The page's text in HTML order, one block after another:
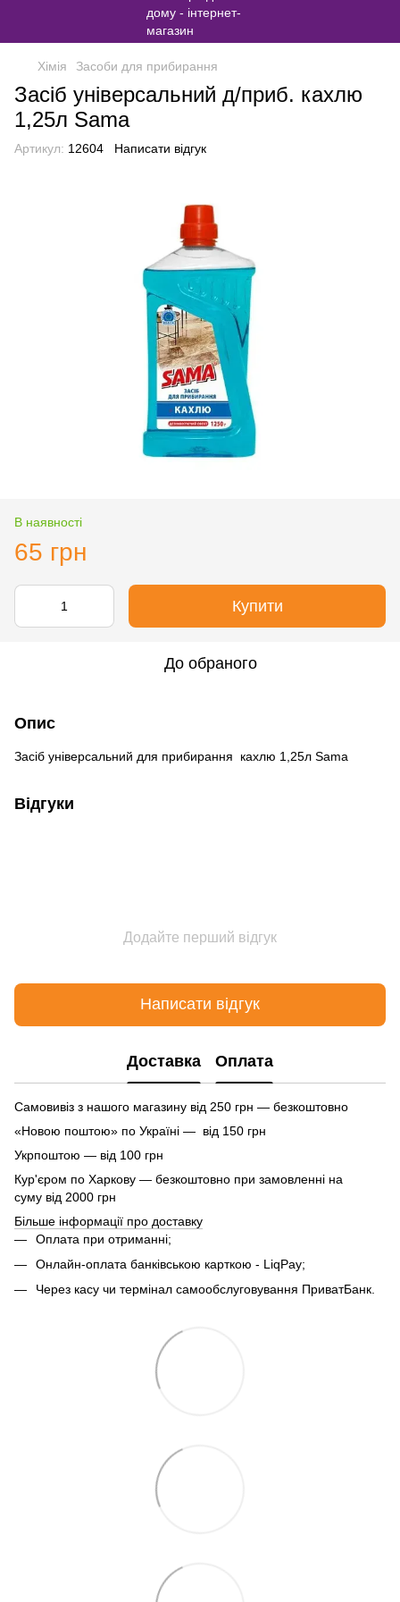
Хімія Засоби для прибирання
Засіб універсальний д/приб. кахлю
1,25л Sama
Артикул: 12604 Написати відгук
В наявності
65 грн
Купити
До обраного
Опис
Засіб універсальний для прибирання кахлю 1,25л Sama
Відгуки
Додайте перший відгук
Написати відгук
Доставка Оплата
Самовивіз з нашого магазину від 250 грн — безкоштовно
«Новою поштою» по Україні — від 150 грн
Укрпоштою — від 100 грн
Кур'єром по Харкову — безкоштовно при замовленні на
суму від 2000 грн
Більше інформації про доставку
Оплата при отриманні;
Онлайн-оплата банківською карткою - LiqPay;
Через касу чи термінал самообслуговування ПриватБанк.